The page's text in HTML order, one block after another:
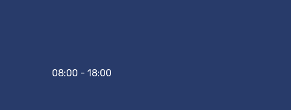
08:00 - 18:00